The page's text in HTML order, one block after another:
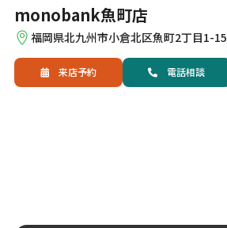
monobank魚町店
福岡県北九州市小倉北区魚町2丁目1-15
来店予約 電話相談